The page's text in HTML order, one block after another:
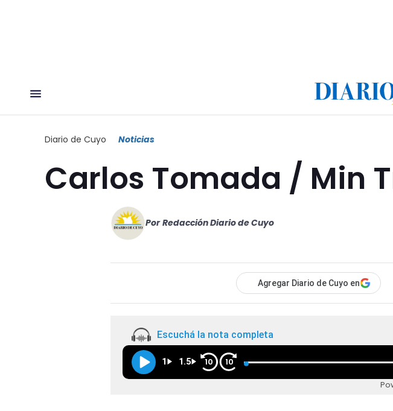
Diario de Cuyo Noticias
Carlos Tomada / Min
Por Redacción Diario de Cuyo
Agregar Diario de Cuyo en
Escuchá la nota completa
1 1.5 10 10